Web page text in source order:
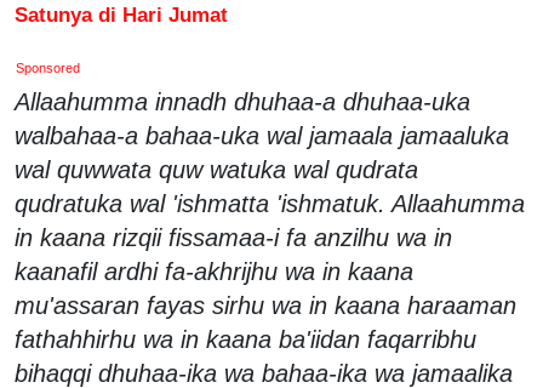
Satunya di Hari Jumat
Sponsored
Allaahumma innadh dhuhaa-a dhuhaa-uka
walbahaa-a bahaa-uka wal jamaala jamaaluka
wal quwwata quw watuka wal qudrata
qudratuka wal 'ishmatta 'ishmatuk. Allaahumma
in kaana rizqii fissamaa-i fa anzilhu wa in
kaanafil ardhi fa-akhrijhu wa in kaana
mu'assaran fayas sirhu wa in kaana haraaman
fathahhirhu wa in kaana ba'iidan faqarribhu
bihaqqi dhuhaa-ika wa bahaa-ika wa jamaalika